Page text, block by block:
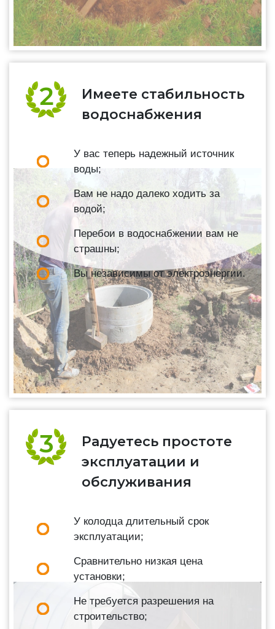
Имеете стабильность
водоснабжения
У вас теперь надежный источник
воды;
Вам не надо далеко ходить за
водой;
Перебои в водоснабжении вам не
страшны;
Вы независимы от электроэнергии.
Радуетесь простоте
эксплуатации и
обслуживания
У колодца длительный срок
эксплуатации;
Сравнительно низкая цена
установки;
Не требуется разрешения на
строительство;